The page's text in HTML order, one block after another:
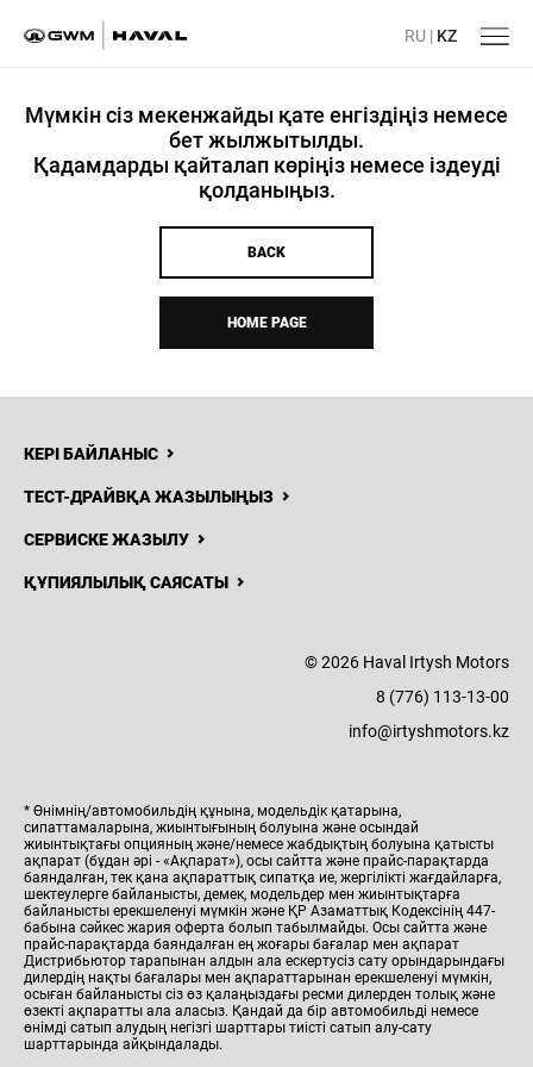
БАЙЛАНЫСТАР
Irtysh
Motors
RU | KZ
Мүмкін сіз мекенжайды қате енгіздіңіз немесе
бет жылжытылды.
Қадамдарды қайталап көріңіз немесе іздеуді
қолданыңыз.
BACK
HOME PAGE
КЕРІ БАЙЛАНЫС
ТЕСТ-ДРАЙВҚА ЖАЗЫЛЫҢЫЗ
СЕРВИСКЕ ЖАЗЫЛУ
ҚҰПИЯЛЫЛЫҚ САЯСАТЫ
© 2026 Haval Irtysh Motors
8 (776) 113-13-00
info@irtyshmotors.kz
* Өнімнің/автомобильдің құнына, модельдік қатарына,
сипаттамаларына, жиынтығының болуына және осындай
жиынтықтағы опцияның және/немесе жабдықтың болуына қатысты
ақпарат (бұдан әрі - «Ақпарат»), осы сайтта және прайс-парақтарда
баяндалған, тек қана ақпараттық сипатқа ие, жергілікті жағдайларға,
шектеулерге байланысты, демек, модельдер мен жиынтықтарға
байланысты ерекшеленуі мүмкін және ҚР Азаматтық Кодексінің 447-
бабына сәйкес жария оферта болып табылмайды. Осы сайтта және
прайс-парақтарда баяндалған ең жоғары бағалар мен ақпарат
Дистрибьютор тарапынан алдын ала ескертусіз сату орындарындағы
дилердің нақты бағалары мен ақпараттарынан ерекшеленуі мүмкін,
осыған байланысты сіз өз қалаңыздағы ресми дилерден толық және
өзекті ақпаратты ала аласыз. Қандай да бір автомобильді немесе
өнімді сатып алудың негізгі шарттары тиісті сатып алу-сату
шарттарында айқындалады.